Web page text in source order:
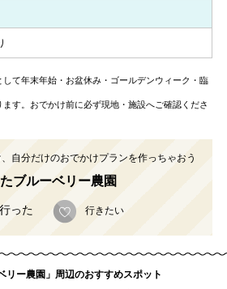
て年末年始・お盆休み・ゴールデンウィーク・臨
す。おでかけ前に必ず現地・施設へご確認くださ
自分だけのおでかけプランを作っちゃおう
ブルーベリー農園
行った 行きたい
リー農園」周辺のおすすめスポット